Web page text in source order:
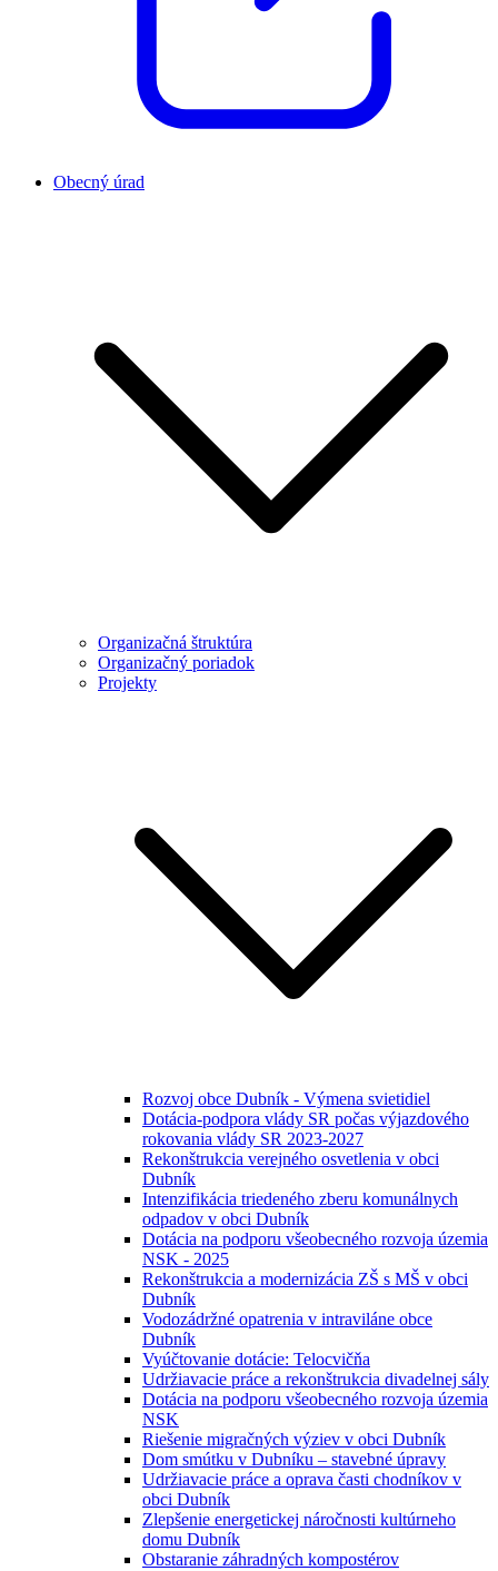
Obecný úrad
Organizačná štruktúra
Organizačný poriadok
Projekty
Rozvoj obce Dubník - Výmena svietidiel
Dotácia-podpora vlády SR počas výjazdového
rokovania vlády SR 2023-2027
Rekonštrukcia verejného osvetlenia v obci
Dubník
Intenzifikácia triedeného zberu komunálnych
odpadov v obci Dubník
Dotácia na podporu všeobecného rozvoja územia
NSK - 2025
Rekonštrukcia a modernizácia ZŠ s MŠ v obci
Dubník
Vodozádržné opatrenia v intraviláne obce
Dubník
Vyúčtovanie dotácie: Telocvičňa
Udržiavacie práce a rekonštrukcia divadelnej sály
Dotácia na podporu všeobecného rozvoja územia
NSK
Riešenie migračných výziev v obci Dubník
Dom smútku v Dubníku – stavebné úpravy
Udržiavacie práce a oprava časti chodníkov v
obci Dubník
Zlepšenie energetickej náročnosti kultúrneho
domu Dubník
Obstaranie záhradných kompostérov